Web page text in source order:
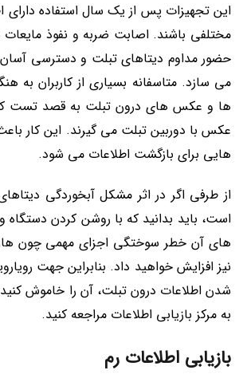
این تجهیزات پس از یک سال استفاده دارای
مختلفی باشند. اصابت ضربه و نفوذ
حضور مداوم دیتاهای تبلت و دسترسی
می سازد. متاسفانه بسیاری از کاربران به
ها و عکس های درون تبلت به قصد تست
عکس با دوربین تبلت می گیرند. این کار
هایی برای بازگشت اطلاعات می شود.
از طرفی اگر در اثر مشکل آبخوردگی
است، باید بدانید که با روشن کردن دستگاه و
های آن خطر سوختگی اجزای مهمی چون
نیز افزایش خواهید داد. بنابراین جهت
شدن اطلاعات درون تبلت، آن را خاموش
به مرکز بازیابی اطلاعات مراجعه کنید.
بازیابی اطلاعات رم